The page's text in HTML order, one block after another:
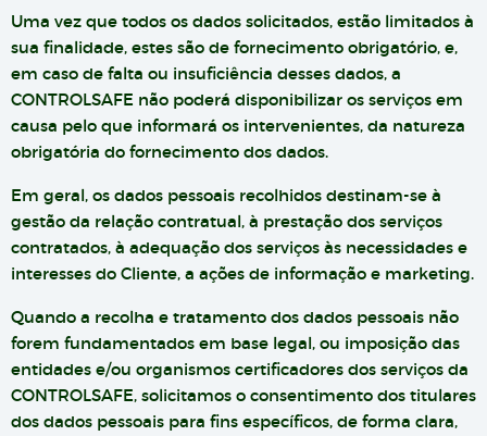
Uma vez que todos os dados solicitados, estão limitados à
sua finalidade, estes são de fornecimento obrigatório, e,
em caso de falta ou insuficiência desses dados, a
CONTROLSAFE não poderá disponibilizar os serviços em
causa pelo que informará os intervenientes, da natureza
obrigatória do fornecimento dos dados.
Em geral, os dados pessoais recolhidos destinam-se à
gestão da relação contratual, à prestação dos serviços
contratados, à adequação dos serviços às necessidades e
interesses do Cliente, a ações de informação e marketing.
Quando a recolha e tratamento dos dados pessoais não
forem fundamentados em base legal, ou imposição das
entidades e/ou organismos certificadores dos serviços da
CONTROLSAFE, solicitamos o consentimento dos titulares
dos dados pessoais para fins específicos, de forma clara,